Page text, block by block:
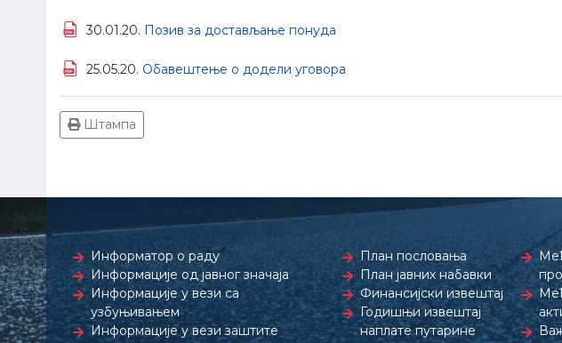
30.01.20. Позив за достављање понуда
25.05.20. Обавештење о додели уговора
Штампа
Информатор о раду
Информације од јавног значаја
Информације у вези са
узбуњивањем
Информације у вези заштите
План пословања
План јавних набавки
Финансијски извештај
Годишњи извештај
наплате путарине